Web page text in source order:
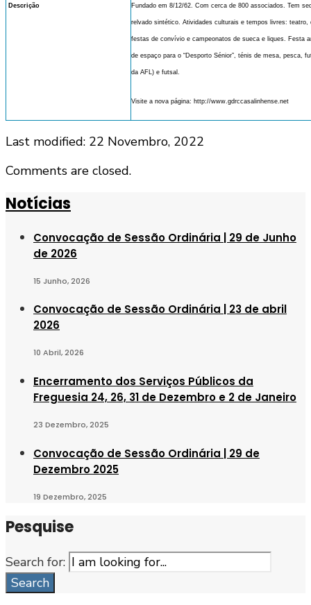
Descrição Fundado em 8/12/62. Com cerca de 800 associados. Tem
relvado sintético. Atividades culturais e tempos livres:
festas de convívio e campeonatos de sueca e liques. Festa
de espaço para o “Desporto Sénior”, ténis de mesa, pesca,
da AFL) e futsal.
Visite a nova página: http://www.gdrccasalinhense.net
Last modified: 22 Novembro, 2022
Comments are closed.
Notícias
Convocação de Sessão Ordinária | 29 de Junho
de 2026
15 Junho, 2026
Convocação de Sessão Ordinária | 23 de abril
2026
10 Abril, 2026
Encerramento dos Serviços Públicos da
Freguesia 24, 26, 31 de Dezembro e 2 de Janeiro
23 Dezembro, 2025
Convocação de Sessão Ordinária | 29 de
Dezembro 2025
19 Dezembro, 2025
Pesquise
Search for:
Search